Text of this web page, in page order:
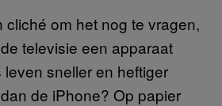
cliché om het nog te vragen,
televisie een apparaat
sneller en heftiger
de iPhone? Op papier